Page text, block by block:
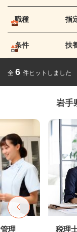
職種 指
条件 扶
全 6 件ヒットしました
岩手
理 税理